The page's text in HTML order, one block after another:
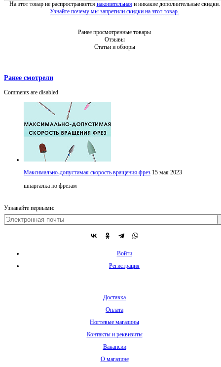
На этот товар не распространяется накопительнаяи никакие дополнительные скидки.
Узнайте почему мы запретили скидки на этот товар.
Ранее просмотренные товары
Отзывы
Статьи и обзоры
Ранее смотрели
Comments are disabled
Максимально-допустимая скорость вращения фрез 15 мая 2023
шпаргалка по фрезам
Узнавайте первыми:
Войти
Регистрация
Доставка
Оплата
Ногтевые магазины
Контакты и реквизиты
Вакансии
О магазине